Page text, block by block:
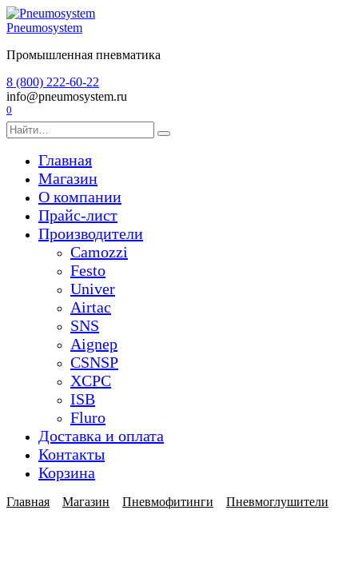
Перейти
к
Pneumosystem
Промышленная пневматика
8 (800) 222-60-22
info@pneumosystem.ru
0
Search
for:
Главная
Магазин
О компании
Прайс-лист
Производители
Camozzi
Festo
Univer
Airtac
SNS
Aignep
CSNSP
XCPC
ISB
Fluro
Доставка и оплата
Контакты
Корзина
Главная Магазин Пневмофитинги Пневмоглушители